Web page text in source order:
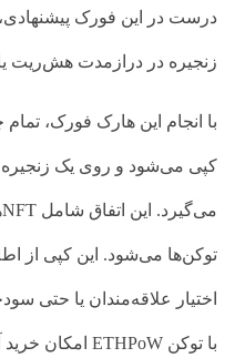
درست در این فورک
زنجیره در درازمدت هش‌ریت
با انجام این هارک فورک،
کپی می‌شود و روی یک
می‌گیرد. این اتفاق شامل NFT
توکن‌ها می‌شود. این کپی از
اختیار علاقه‌مندان یا حتی
با توکن ETHPoW امکان خرید